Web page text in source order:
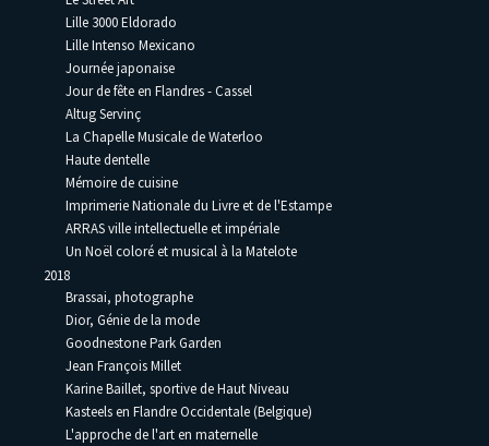
Lille 3000 Eldorado
Lille Intenso Mexicano
Journée japonaise
Jour de fête en Flandres - Cassel
Altug Servinç
La Chapelle Musicale de Waterloo
Haute dentelle
Mémoire de cuisine
Imprimerie Nationale du Livre et de l'Estampe
ARRAS ville intellectuelle et impériale
Un Noël coloré et musical à la Matelote
2018
Brassai, photographe
Dior, Génie de la mode
Goodnestone Park Garden
Jean François Millet
Karine Baillet, sportive de Haut Niveau
Kasteels en Flandre Occidentale (Belgique)
L'approche de l'art en maternelle